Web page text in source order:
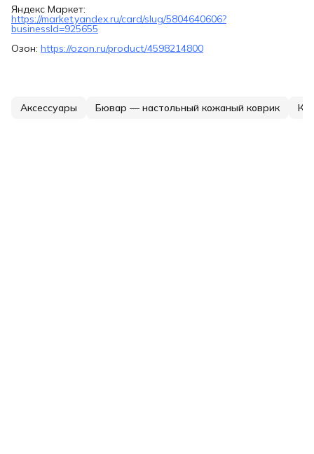
Яндекс Маркет:
https://market.yandex.ru/card/slug/5804640606?
businessId=925655
Озон: https://ozon.ru/product/4598214800
Аксессуары Бювар — настольный кожаный коврик